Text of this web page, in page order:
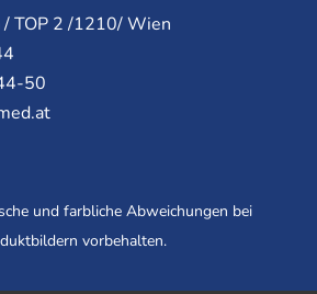
/TOP 2 /1210/ Wien
50
und farbliche Abweichungen bei
vorbehalten.